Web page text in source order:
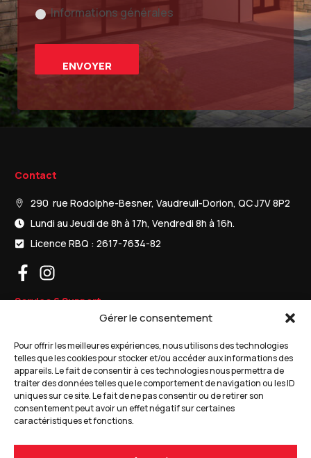
Gérer le consentement
Pour offrir les meilleures expériences, nous utilisons des technologies
telles que les cookies pour stocker et/ou accéder aux informations des
appareils. Le fait de consentir à ces technologies nous permettra de
traiter des données telles que le comportement de navigation ou les ID
uniques sur ce site. Le fait de ne pas consentir ou de retirer son
consentement peut avoir un effet négatif sur certaines
caractéristiques et fonctions.
Informations générales
Contact
290 rue Rodolphe-Besner, Vaudreuil-Dorion, QC J7V 8P2
Lundi au Jeudi de 8h à 17h, Vendredi 8h à 16h.
Licence RBQ : 2617-7634-82
Service & Support
Porte de garages commerciales
Ouvre-portes de garage
Produits
Soumission gratuite